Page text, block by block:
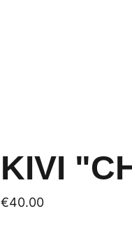
KIVI
€40.00